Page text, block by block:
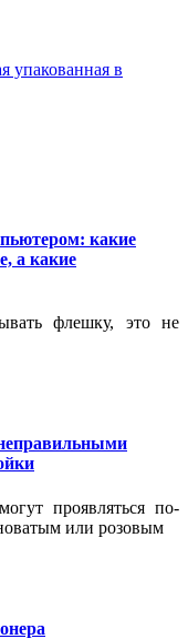
упакованная в
какие
а какие
флешку, это не
проявляться по-
или розовым